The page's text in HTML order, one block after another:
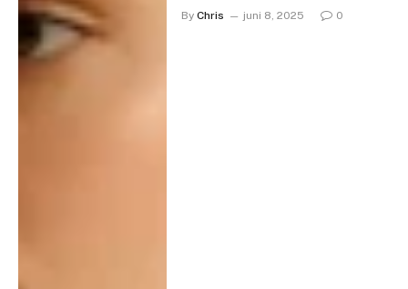
By Chris juni 8, 2025 0